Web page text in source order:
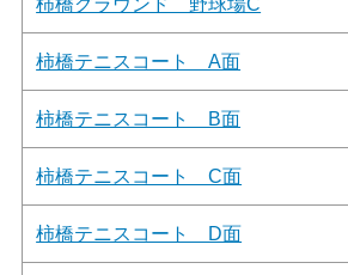
柿橋グラウンド 野球場C
柿橋テニスコート A面
柿橋テニスコート B面
柿橋テニスコート C面
柿橋テニスコート D面